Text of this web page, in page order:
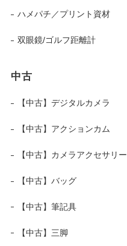
ハメパチ／プリント資材
双眼鏡/ゴルフ距離計
中古
【中古】デジタルカメラ
【中古】アクションカム
【中古】カメラアクセサリー
【中古】バッグ
【中古】筆記具
【中古】三脚